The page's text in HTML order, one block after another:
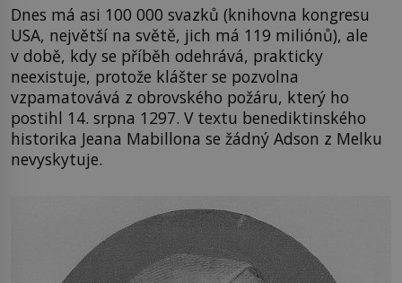
Dnes má asi 100 000 svazků (knihovna kongresu
USA, největší na světě, jich má 119 miliónů), ale
v době, kdy se příběh odehrává, prakticky
neexistuje, protože klášter se pozvolna
vzpamatovává z obrovského požáru, který ho
postihl 14. srpna 1297. V textu benediktinského
historika Jeana Mabillona se žádný Adson z Melku
nevyskytuje.